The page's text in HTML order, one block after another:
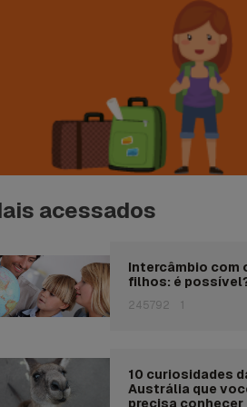
acessados
Intercâmbio com
filhos: é
245792 1
10 curiosidades
Austrália que
precisa conhecer